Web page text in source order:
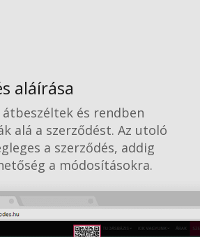
aláírása
és rendben
alá a szerződést. Az utoló
a szerződés, addig
a módosításokra.